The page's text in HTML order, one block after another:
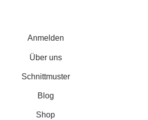
Anmelden
Über uns
Schnittmuster
Blog
Shop